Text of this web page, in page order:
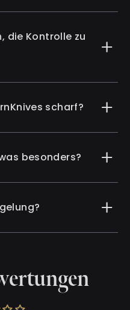
die Kontrolle zu
scharf?
besonders?